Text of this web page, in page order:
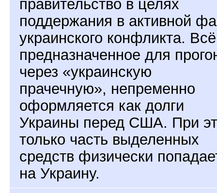
правительство в целях
поддержания в активной
украинского конфликта.
предназначенное для
через «украинскую
прачечную», непременно
оформляется как долги
Украины перед США. При
только часть выделенных
средств физически
на Украину.